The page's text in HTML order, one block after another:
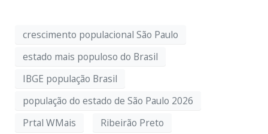
crescimento populacional São Paulo
estado mais populoso do Brasil
IBGE população Brasil
população do estado de São Paulo 2026
Prtal WMais
Ribeirão Preto